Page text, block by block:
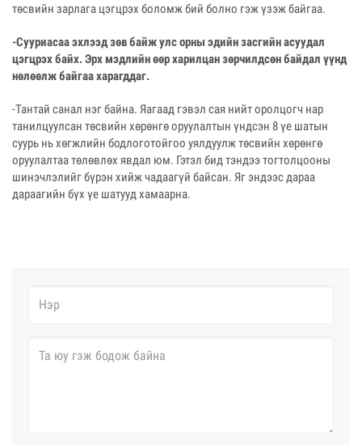
төсвийн зарлага цэгцрэх боломж бий болно гэж үзэж байгаа.
-Сууриасаа эхлээд зөв байж улс орны эдийн засгийн асуудал
цэгцрэх байх. Эрх мэдлийн өөр харилцан зөрчилдсөн байдал үүнд
нөлөөлж байгаа харагддаг.
-Тантай санал нэг байна. Яагаад гэвэл сая нийт оролцогч нар
танилцуулсан төсвийн хөрөнгө оруулалтын үндсэн 8 үе шатын
суурь нь хөгжлийн бодлоготойгоо уялдуулж төсвийн хөрөнгө
оруулалтаа төлөвлөх явдал юм. Гэтэл бид тэндээ тогтолцооны
шинэчлэлийг бүрэн хийж чадаагүй байсан. Яг эндээс дараа
дараагийн бүх үе шатууд хамаарна.